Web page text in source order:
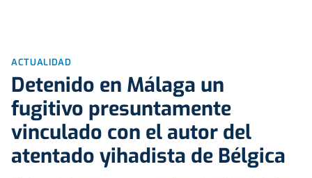
ACTUALIDAD
Detenido en Málaga un
fugitivo presuntamente
vinculado con el autor del
atentado yihadista de Bélgica